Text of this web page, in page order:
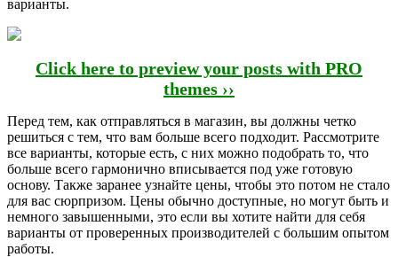
варианты.
Click here to preview your posts with PRO
themes ››
Перед тем, как отправляться в магазин, вы должны четко
решиться с тем, что вам больше всего подходит. Рассмотрите
все варианты, которые есть, с них можно подобрать то, что
больше всего гармонично вписывается под уже готовую
основу. Также заранее узнайте цены, чтобы это потом не стало
для вас сюрпризом. Цены обычно доступные, но могут быть и
немного завышенными, это если вы хотите найти для себя
варианты от проверенных производителей с большим опытом
работы.